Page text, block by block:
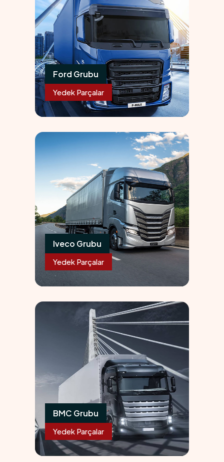
Ford Grubu
Yedek Parçalar
08
Iveco Grubu
Yedek Parçalar
BMC Grubu
Yedek Parçalar